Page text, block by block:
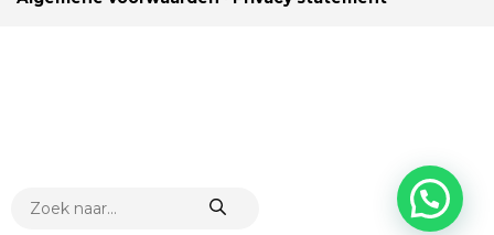
ZOEKEN